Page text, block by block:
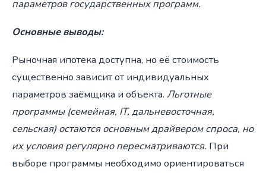
параметров государственных программ.
Основные выводы:
Рыночная ипотека доступна, но её стоимость
существенно зависит от индивидуальных
параметров заёмщика и объекта. Льготные
программы (семейная, IT, дальневосточная,
сельская) остаются основным драйвером спроса, но
их условия регулярно пересматриваются. При
выборе программы необходимо ориентироваться